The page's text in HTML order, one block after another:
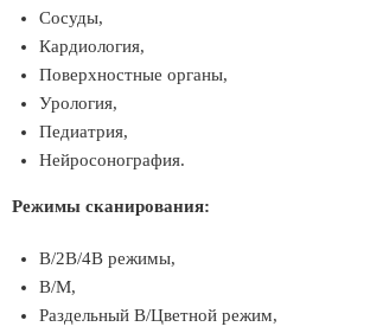
Сосуды,
Кардиология,
Поверхностные органы,
Урология,
Педиатрия,
Нейросонография.
Режимы сканирования:
В/2B/4B режимы,
В/M,
Раздельный В/Цветной режим,